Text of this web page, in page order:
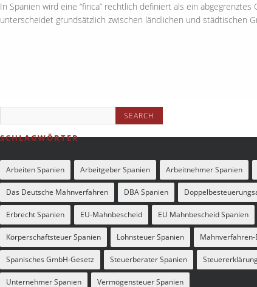
In Spanien wird eine “finca” rechtlich definiert als ein
unterscheidet grundsätzlich zwischen ländlichen und städtischen
SCHLAGWÖRTER
Arbeiten Spanien Arbeitgeber Spanien Arbeitnehmer Spanien
Das Deutsche Mahnverfahren DBA Spanien
Erbrecht Spanien EU-Mahnbescheid EU Mahnbescheid Spanien
Körperschaftsteuer Spanien Lohnsteuer Spanien Mahnverfahren-
Spanisches GmbH-Gesetz Steuerberater Spanien
Unternehmer Spanien Vermögensteuer Spanien